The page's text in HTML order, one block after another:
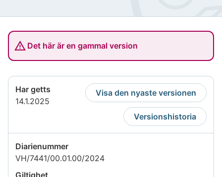
Det här är en gammal version
Har getts
14.1.2025
Visa den nyaste versionen
Versionshistoria
Diarienummer
VH/7441/00.01.00/2024
Giltighet